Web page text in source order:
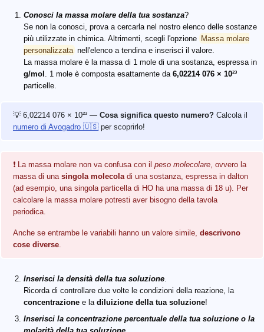
Conosci la massa molare della tua sostanza?
Se non la conosci, prova a cercarla nel nostro elenco delle sostanze
più utilizzate in chimica. Altrimenti, scegli l'opzione Massa molare
personalizzata nell'elenco a tendina e inserisci il valore.
La massa molare è la massa di 1 mole di una sostanza, espressa in
g/mol . 1 mole è composta esattamente da 6,02214 076 × 10²³
particelle.
💡 6,02214 076 × 10²³ — Cosa significa questo numero? Calcola il
numero di Avogadro 🇺🇸per scoprirlo!
❗ La massa molare non va confusa con il peso molecolare , ovvero la
massa di una singola molecola di una sostanza, espressa in dalton
(ad esempio, una singola particella di HO ha una massa di 18 u). Per
calcolare la massa molare potresti aver bisogno della tavola
periodica.
Anche se entrambe le variabili hanno un valore simile, descrivono
cose diverse
Inserisci la densità della tua soluzione
Ricorda di controllare due volte le condizioni della reazione, la
concentrazione e la diluizione della tua soluzione!
Inserisci la concentrazione percentuale della tua soluzione o la